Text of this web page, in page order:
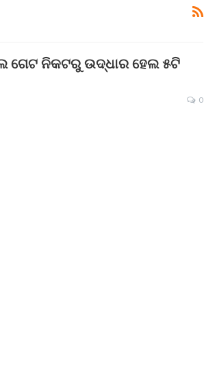
ନିକଟରୁ ଉଦ୍ଧାର ହେଲ ୫ଟି
0